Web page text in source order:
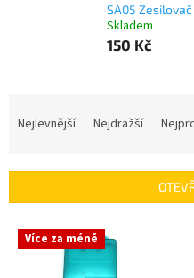
SA05
Skladem
150 Kč
í
Nejlevnější Nejdražší
V Více za méně